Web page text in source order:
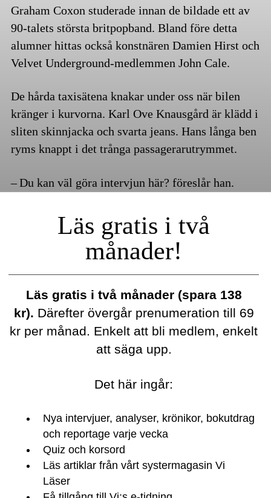
Graham Coxon studerade innan de bildade ett av
90-talets största britpopband. Bland före detta
alumner hittas också konstnären Damien Hirst och
Velvet Underground-medlemmen John Cale.
De hårda taxisätena knakar under oss när bilen
kränger i kurvorna. Karl Ove Knausgård är klädd i
sliten skinnjacka och svarta jeans. Hans långa ben
ryms knappt i det trånga passagerarutrymmet.
– Du kan väl göra intervjun här? föreslår han.
Läs gratis i två
månader!
Läs gratis i två månader (spara 138
kr). Därefter övergår prenumeration till 69
kr per månad. Enkelt att bli medlem, enkelt
att säga upp.
Det här ingår:
Nya intervjuer, analyser, krönikor, bokutdrag
och reportage varje vecka
Quiz och korsord
Läs artiklar från vårt systermagasin Vi
Läser